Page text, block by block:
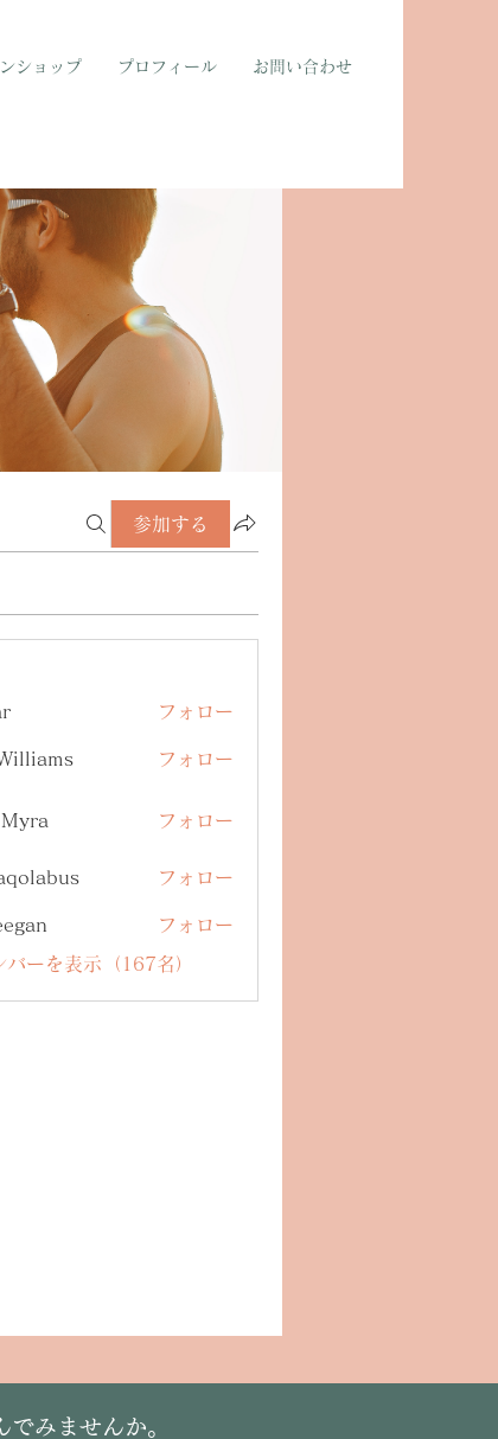
ショップ プロフィール お問い合わせ
参加する
フォロー
フォロー
フォロー
フォロー
フォロー
バーを表示（167名）
みませんか。